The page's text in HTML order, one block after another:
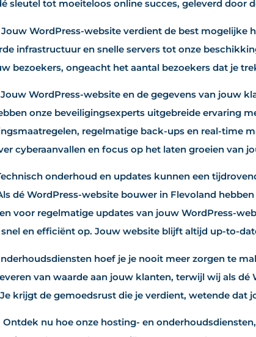
sleutel tot moeiteloos online succes, geleverd door
WordPress-website verdient de best mogelijke
infrastructuur en snelle servers tot onze
bezoekers, ongeacht het aantal bezoekers dat je
WordPress-website en de gegevens van jouw
onze beveiligingsexperts uitgebreide ervaring
regelmatige back-ups en real-time
cyberaanvallen en focus op het laten groeien van
onderhoud en updates kunnen een
dé WordPress-website bouwer in Flevoland
voor regelmatige updates van jouw WordPress-
en efficiënt op. Jouw website blijft altijd up-to-
hoef je je nooit meer zorgen te
van waarde aan jouw klanten, terwijl wij als
krijgt de gemoedsrust die je verdient, wetende dat
nu hoe onze hosting- en